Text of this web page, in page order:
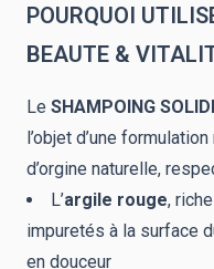
POURQUOI
BEAUTE &
Le SHAMPOING
l’objet d’une
d’orgine naturelle,
L’argile rouge,
impuretés à la surface
en douceur